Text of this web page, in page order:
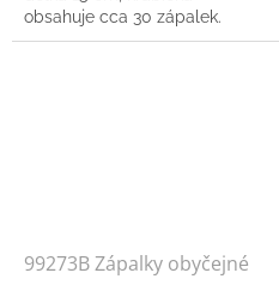
obsahuje cca 30 zápalek.
99273B Zápalky obyčejné